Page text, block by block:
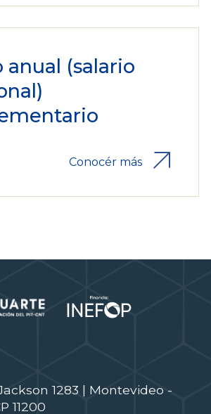
anual (salario
Conocér más
1283 | Montevideo -
11200